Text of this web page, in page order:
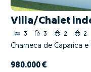
Villa/Chalet
3 3 2 2
Charneca de Caparica
980.000 €